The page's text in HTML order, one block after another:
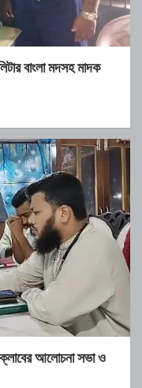
বাংলা মদসহ মাদক
আলোচনা সভা ও